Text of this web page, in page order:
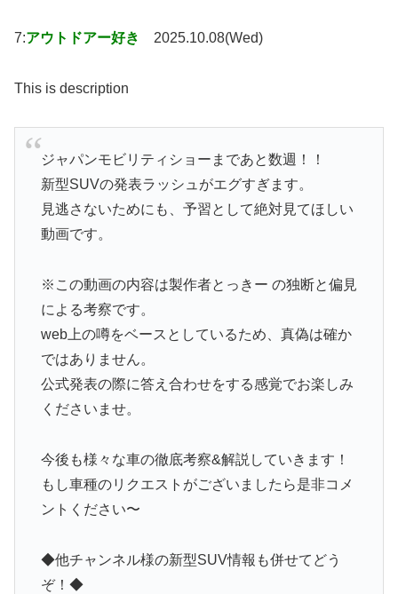
7:アウトドアー好き 2025.10.08(Wed)
This is description
ジャパンモビリティショーまであと数週！！
新型SUVの発表ラッシュがエグすぎます。
見逃さないためにも、予習として絶対見てほしい
動画です。
※この動画の内容は製作者とっきー の独断と偏見
による考察です。
web上の噂をベースとしているため、真偽は確か
ではありません。
公式発表の際に答え合わせをする感覚でお楽しみ
くださいませ。
今後も様々な車の徹底考察&解説していきます！
もし車種のリクエストがございましたら是非コメ
ントください〜
◆他チャンネル様の新型SUV情報も併せてどう
ぞ！◆